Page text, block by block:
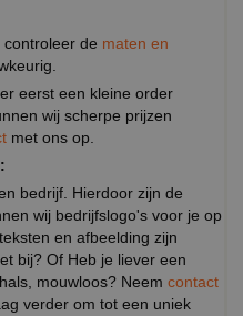
de maten en
eerst een kleine order
wij scherpe prijzen
met ons op.
bedrijf. Hierdoor zijn de
wij bedrijfslogo's voor je op
en afbeelding zijn
bij? Of Heb je liever een
mouwloos? Neem contact
verder om tot een uniek